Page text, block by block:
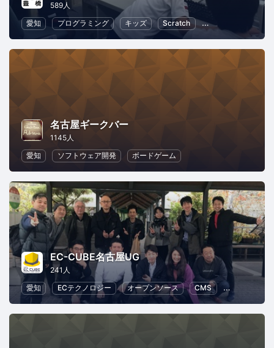
589人
愛知
プログラミング キッズ Scratch 子供向けプログラ
名古屋ギークバー
1145人
愛知
ソフトウェア開発 ボードゲーム
EC-CUBE名古屋UG
241人
愛知
ECテクノロジー オープンソース CMS Web